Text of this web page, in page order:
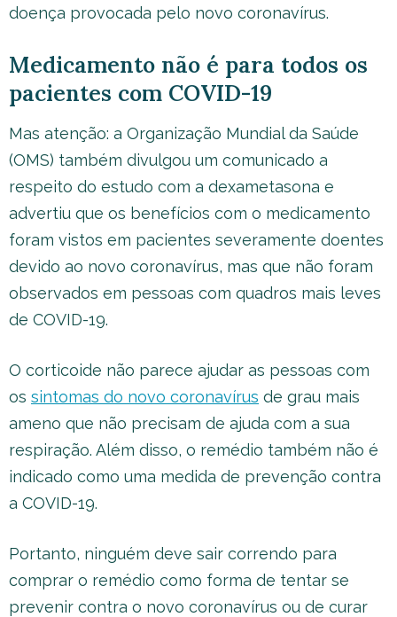
doença provocada pelo novo coronavírus.
Medicamento não é para todos os
pacientes com COVID-19
Mas atenção: a Organização Mundial da Saúde
(OMS) também divulgou um comunicado a
respeito do estudo com a dexametasona e
advertiu que os benefícios com o medicamento
foram vistos em pacientes severamente doentes
devido ao novo coronavírus, mas que não foram
observados em pessoas com quadros mais leves
de COVID-19.
O corticoide não parece ajudar as pessoas com
os sintomas do novo coronavírus de grau mais
ameno que não precisam de ajuda com a sua
respiração. Além disso, o remédio também não é
indicado como uma medida de prevenção contra
a COVID-19.
Portanto, ninguém deve sair correndo para
comprar o remédio como forma de tentar se
prevenir contra o novo coronavírus ou de curar